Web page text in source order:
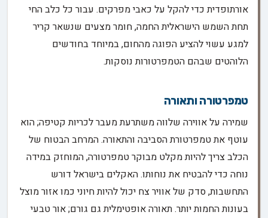
אורתופדית כדי להקל על כאבי מפרקים. עבור כל כלב החי
תחת השמש הישראלית החמה, חומר מצעים שנשאר קריר
למגע עשוי להציע הפוגה מהחום, במיוחד בחודשים
הלוהטים שבהם הטמפרטורות נוסקות.
טמפרטורה ותאורה
שמירה על אווירה שלווה משתרעת מעבר לכריות קטיפה; הוא
עוטף את טמפרטורת הסביבה והתאורה. המרחב הבטוח של
הכלב צריך להיות מקלט מבוקר טמפרטורה, המוחזק במידה
נוחה כדי להבטיח את נוחותו. האקלים בישראל דורש
התחשבות, סדק של אוויר צח יכול להיות חיוני כמו אזור מוצל
בעונות החמות יותר. תאורה אופטימלית גם גורם; אור טבעי